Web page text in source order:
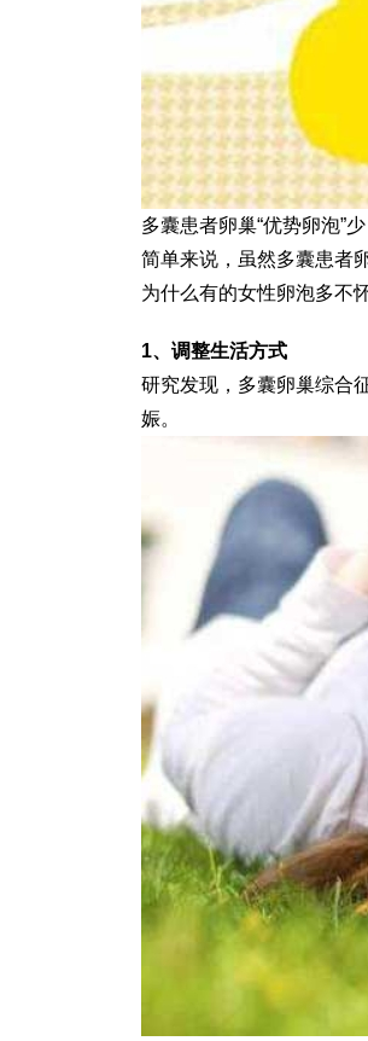
多囊患者卵巢“优势卵泡”少
简单来说，虽然多囊患者
为什么有的女性卵泡多不
1、调整生活方式
研究发现，多囊卵巢综合
娠。